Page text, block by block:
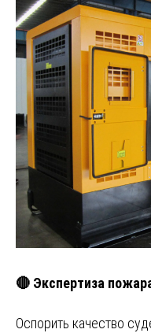
🔴 Экспертиза
Оспорить качество